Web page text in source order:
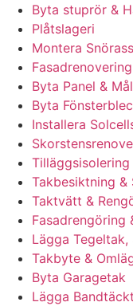
Byta stuprör &
Plåtslageri
Montera
Byta Panel &
Byta
Installera
Tilläggsisolering
Takbesiktning &
Taktvätt &
Fasadrengöring
Lägga
Takbyte &
Byta Garagetak
Lägga